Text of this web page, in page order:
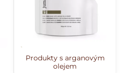
Produkty s arganovým
olejem